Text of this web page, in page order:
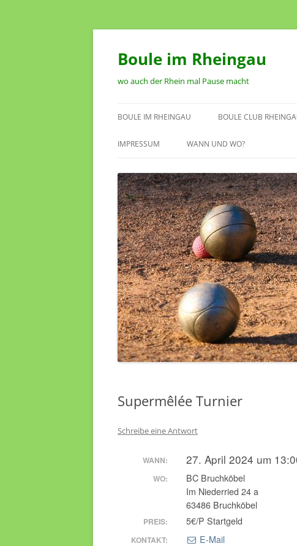
Zum
springen
Boule im Rheingau
wo auch der Rhein mal Pause macht
BOULE IM RHEINGAU
SPIELSTÄTTEN IM RHEINGAU
BOULE CLUB
VORSTAND
RHEINGAU OESTRICH-
ANTRAG AUF
IMPRESSUM WANN UND WO?
Supermêlée Turnier
Schreibe eine Antwort
WANN: 27. April 2024 um
WO:
BC Bruchköbel
Im Niederried 24 a
63486 Bruchköbel
PREIS: 5€/P Startgeld
KONTAKT: E-Mail